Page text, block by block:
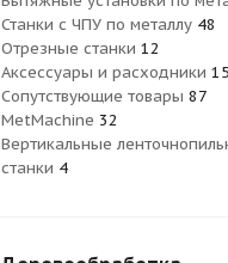
Станки с ЧПУ по металлу 48
Отрезные станки 12
Аксессуары и расходники
Сопутствующие товары 87
MetMachine 32
Вертикальные
станки 4